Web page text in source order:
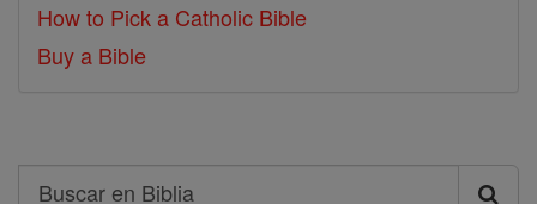
How to Pick a Catholic Bible
Buy a Bible
Search